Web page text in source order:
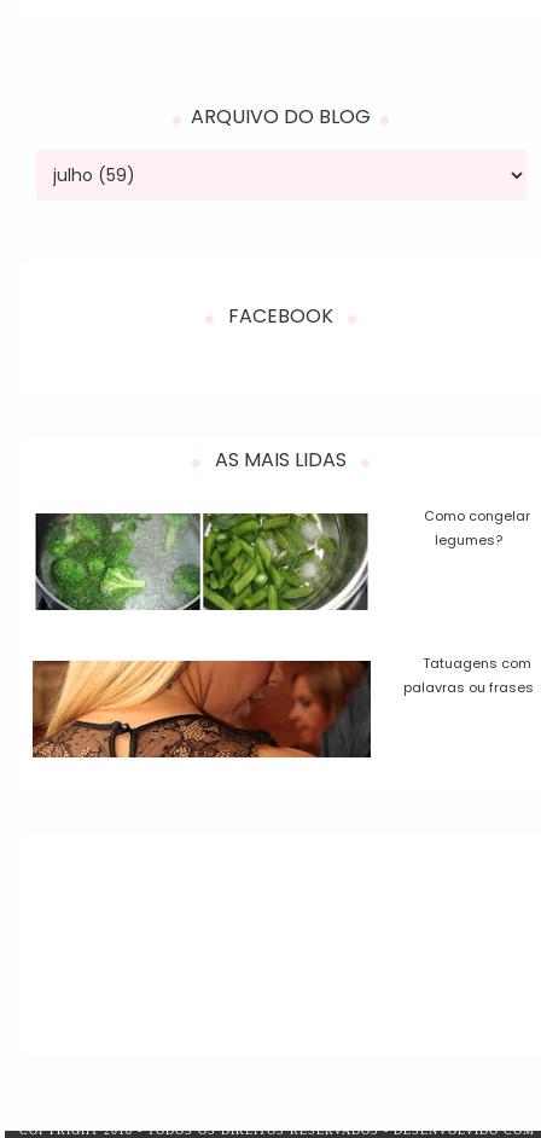
ARQUIVO DO BLOG
FACEBOOK
AS MAIS LIDAS
Como congelar
legumes?
Tatuagens com
palavras ou frases
COPYRIGHT 2018 - TODOS OS DIREITOS RESERVADOS - DESENVOLVIDO COM